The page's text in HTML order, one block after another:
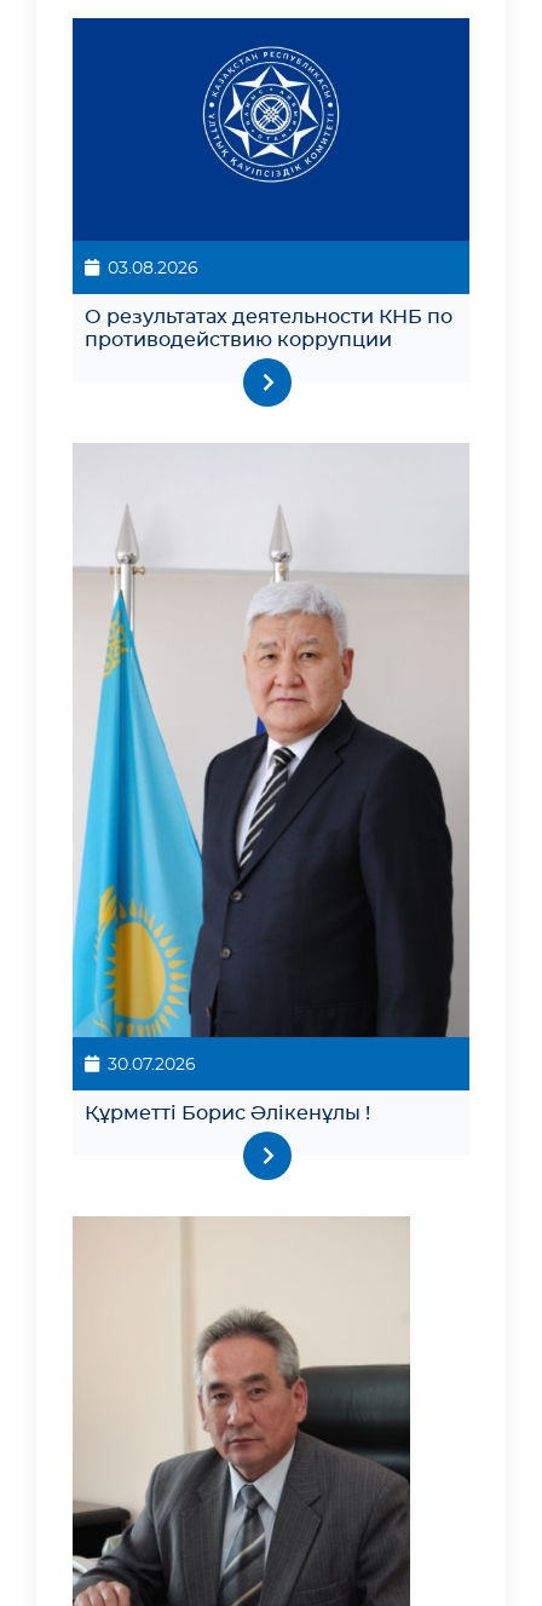
03.08.2026
О результатах деятельности КНБ по
противодействию коррупции
30.07.2026
Құрметті Борис Әлікенұлы !